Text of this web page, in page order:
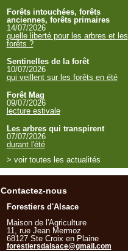
Forêts intouchées, forêts
anciennes, forêts primaires
14/07/2026
quelle liberté pour les arbres et les
forêts ?
Sentinelles de la forêt
10/07/2026
qui veillent sur les forêts en été
Forêt Mag
09/07/2026
lecture estivale
Les arbres qui transpirent
07/07/2026
durant l'été
> voir toutes les actualités
Contactez-nous
Forestiers d'Alsace
Maison de l'Agriculture
11, rue Jean Mermoz
68127 Ste Croix en Plaine
forestiersdalsace@gmail.com